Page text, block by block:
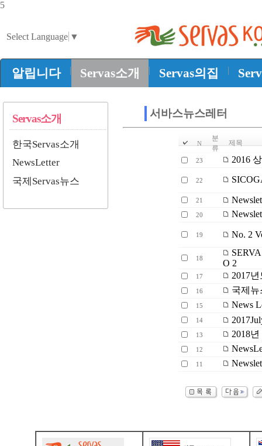
5
Select Language ▼
알립니다 | Servas소개 | Servas의집 |
Servas소개
한국Servas소개
NewsLetter
국제Servas뉴스
서바스뉴스레터
N
분
류
제목
23 2016
22
21
20
19 No. 2
18
O 2
17 2017
16 국제뉴
15 News
14
13 2018
12
11